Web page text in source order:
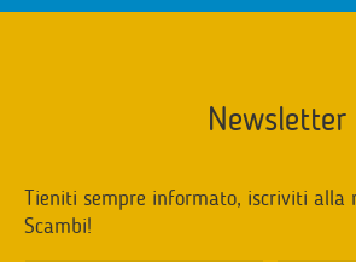
Newsletter
Tieniti sempre informato, iscriviti alla
Scambi!